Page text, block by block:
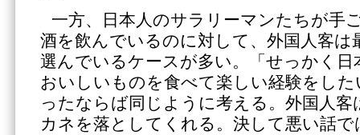
一方、日本人のサラリーマンたちが手
酒を飲んでいるのに対して、外国人客は
選んでいるケースが多い。「せっかく
おいしいものを食べて楽しい経験をし
ったならば同じように考える。外国人
カネを落としてくれる。決して悪い話で